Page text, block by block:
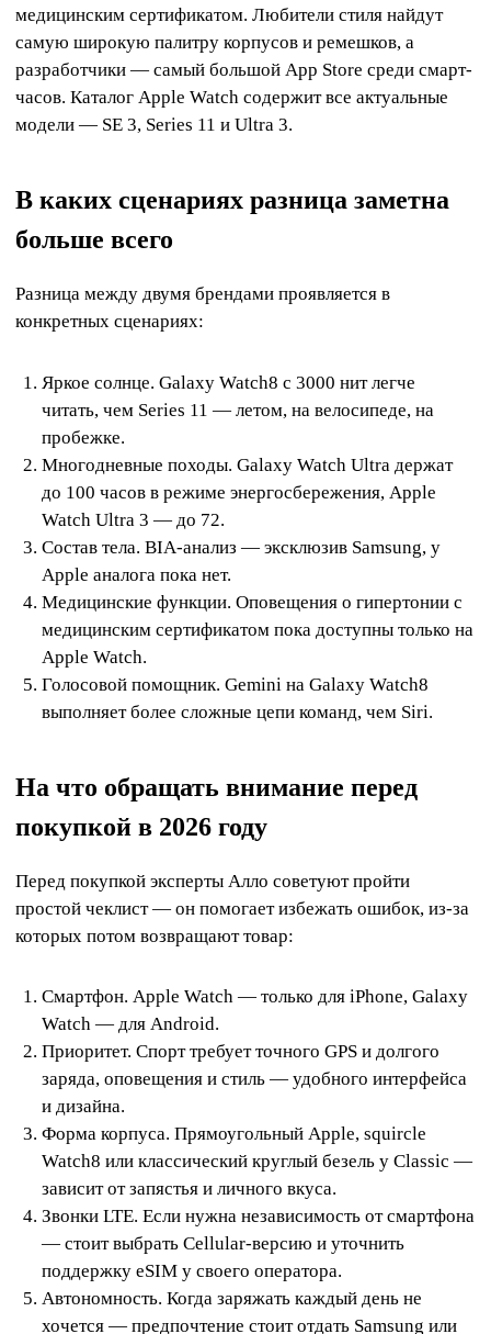
медицинским сертификатом. Любители стиля найдут
самую широкую палитру корпусов и ремешков, а
разработчики — самый большой App Store среди смарт-
часов. Каталог Apple Watch содержит все актуальные
модели — SE 3, Series 11 и Ultra 3.
В каких сценариях разница заметна
больше всего
Разница между двумя брендами проявляется в
конкретных сценариях:
Яркое солнце. Galaxy Watch8 с 3000 нит легче
читать, чем Series 11 — летом, на велосипеде, на
пробежке.
Многодневные походы. Galaxy Watch Ultra держат
до 100 часов в режиме энергосбережения, Apple
Watch Ultra 3 — до 72.
Состав тела. BIA-анализ — эксклюзив Samsung, у
Apple аналога пока нет.
Медицинские функции. Оповещения о гипертонии с
медицинским сертификатом пока доступны только на
Apple Watch.
Голосовой помощник. Gemini на Galaxy Watch8
выполняет более сложные цепи команд, чем Siri.
На что обращать внимание перед
покупкой в 2026 году
Перед покупкой эксперты Алло советуют пройти
простой чеклист — он помогает избежать ошибок, из-за
которых потом возвращают товар:
Смартфон. Apple Watch — только для iPhone, Galaxy
Watch — для Android.
Приоритет. Спорт требует точного GPS и долгого
заряда, оповещения и стиль — удобного интерфейса
и дизайна.
Форма корпуса. Прямоугольный Apple, squircle
Watch8 или классический круглый безель у Classic —
зависит от запястья и личного вкуса.
Звонки LTE. Если нужна независимость от смартфона
— стоит выбрать Cellular-версию и уточнить
поддержку eSIM у своего оператора.
Автономность. Когда заряжать каждый день не
хочется — предпочтение стоит отдать Samsung или